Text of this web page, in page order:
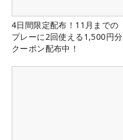
4日間限定配布！11月までの
プレーに2回使える1,500円分
クーポン配布中！